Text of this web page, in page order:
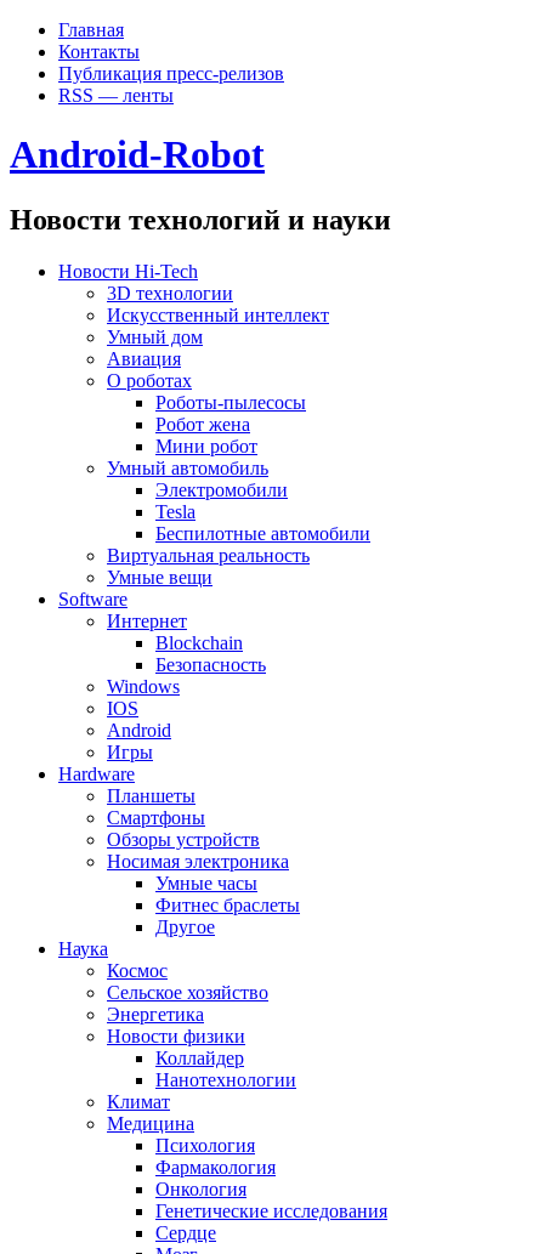
Главная
Контакты
Публикация пресс-релизов
RSS — ленты
Android-Robot
Новости технологий и науки
Новости Hi-Tech
3D технологии
Искусственный интеллект
Умный дом
Авиация
О роботах
Роботы-пылесосы
Робот жена
Мини робот
Умный автомобиль
Электромобили
Tesla
Беспилотные автомобили
Виртуальная реальность
Умные вещи
Software
Интернет
Blockchain
Безопасность
Windows
IOS
Android
Игры
Hardware
Планшеты
Смартфоны
Обзоры устройств
Носимая электроника
Умные часы
Фитнес браслеты
Другое
Наука
Космос
Сельское хозяйство
Энергетика
Новости физики
Коллайдер
Нанотехнологии
Климат
Медицина
Психология
Фармакология
Онкология
Генетические исследования
Сердце